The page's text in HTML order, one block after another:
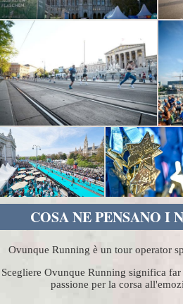
COSA NE PENSANO I
Ovunque Running è un tour operator
Scegliere Ovunque Running significa
passione per la corsa